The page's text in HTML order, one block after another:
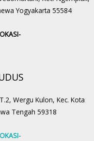
Yogyakarta 55584
Wergu Kulon, Kec. Kota
Tengah 59318